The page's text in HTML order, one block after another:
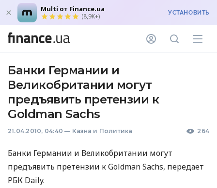
Multi от Finance.ua
(8,9K+) УСТАНОВИТЬ
Банки Германии и
Великобритании могут
предъявить претензии к
Goldman Sachs
21.04.2010, 04:40 — Казна и Политика 264
Банки Германии и Великобритании могут
предъявить претензии к Goldman Sachs, передает
РБК Daily.